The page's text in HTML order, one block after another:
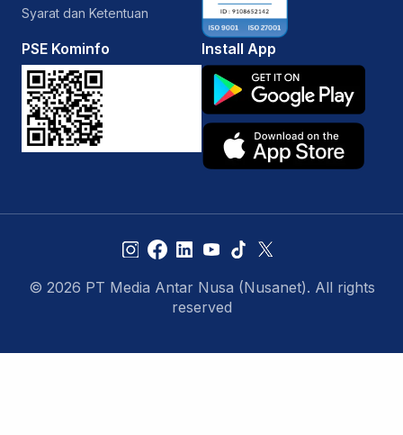
Syarat dan Ketentuan
PSE Kominfo Install App
© 2026 PT Media Antar Nusa (Nusanet). All rights
reserved